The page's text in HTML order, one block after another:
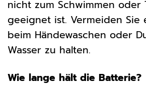
nicht zum Schwimmen oder
geeignet ist. Vermeiden Sie
beim Händewaschen oder
Wasser zu halten.
Wie lange hält die Batterie?